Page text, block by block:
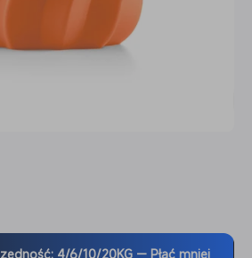
4/6/10/20KG — Płać mniej